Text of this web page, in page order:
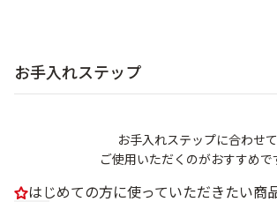
お手入れステップ
お手入れステップに合わせて
ご使用いただくのがおすすめで
はじめての方に使っていただきたい商